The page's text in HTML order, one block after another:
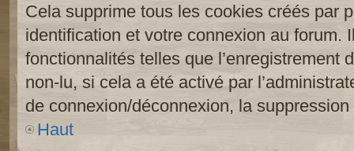
Cela supprime tous les cookies créés par
identification et votre connexion au forum.
fonctionnalités telles que l’enregistrement
non-lu, si cela a été activé par
de connexion/déconnexion, la
Haut